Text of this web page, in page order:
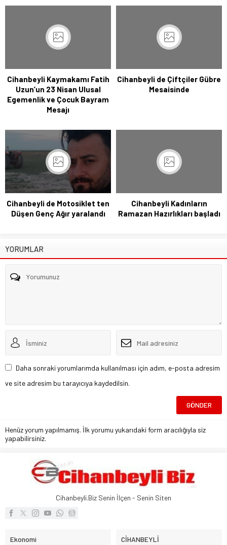
Cihanbeyli Kaymakamı Fatih
Uzun’un 23 Nisan Ulusal
Egemenlik ve Çocuk Bayram
Mesajı
Cihanbeyli de Çiftçiler Gübre
Mesaisinde
Cihanbeyli de Motosiklet ten
Düşen Genç Ağır yaralandı
Cihanbeyli Kadınların
Ramazan Hazırlıkları başladı
YORUMLAR
Daha sonraki yorumlarımda kullanılması için adım, e-posta adresim
ve site adresim bu tarayıcıya kaydedilsin.
Henüz yorum yapılmamış. İlk yorumu yukarıdaki form aracılığıyla siz
yapabilirsiniz.
Cihanbeyli.Biz Senin İlçen - Senin Siten
Ekonomi CİHANBEYLİ